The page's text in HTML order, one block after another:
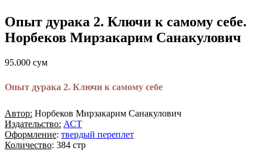
Опыт дурака 2. Ключи к самому себе.
Норбеков Мирзакарим Санакулович
95.000 сум
Опыт дурака 2. Ключи к самому себе
Автор: Норбеков Мирзакарим Санакулович
Издательство: АСТ
Оформление: твердый переплет
Количество: 384 стр